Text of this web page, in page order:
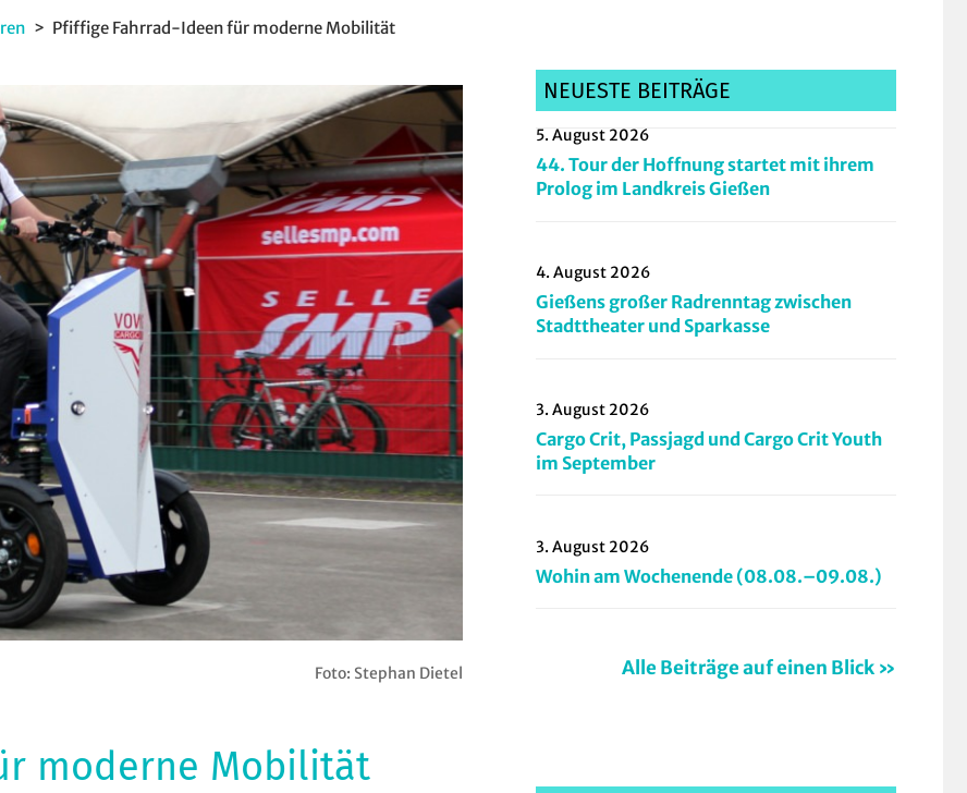
Pfiffige Fahrrad-Ideen für moderne Mobilität
Foto: Stephan Dietel
moderne Mobilität
NEUESTE BEITRÄGE
5. August 2026
44. Tour der Hoffnung startet mit ihrem
Prolog im Landkreis Gießen
4. August 2026
Gießens großer Radrenntag zwischen
Stadttheater und Sparkasse
3. August 2026
Cargo Crit, Passjagd und Cargo Crit Youth
im September
3. August 2026
Wohin am Wochenende (08.08.–09.08.)
Alle Beiträge auf einen Blick »